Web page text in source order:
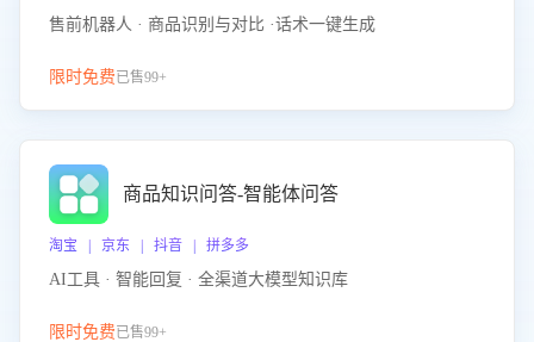
售前机器人 · 商品识别与对比 ·话术一键生成
限时免费已售99+
商品知识问答-智能体问答
淘宝 | 京东 | 抖音 | 拼多多
AI工具 · 智能回复 · 全渠道大模型知识库
限时免费已售99+